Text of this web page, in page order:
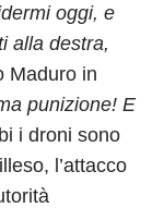
oggi, e
alla destra,
Maduro in
punizione! E
i droni sono
l’attacco